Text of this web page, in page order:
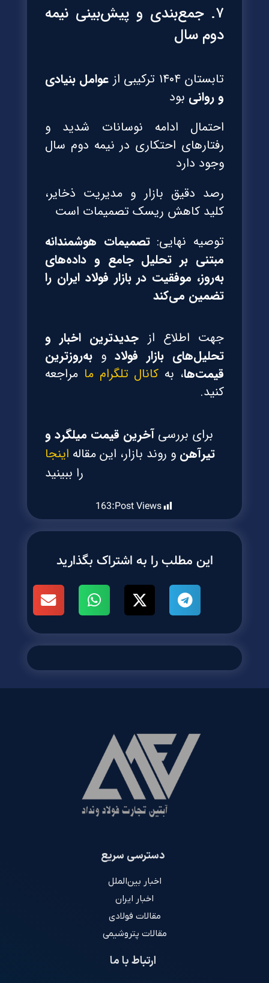
۷. جمع‌بندی و پیش‌بینی نیمه
دوم سال
تابستان ۱۴۰۴ ترکیبی از
عوامل بنیادی
و روانی بود
احتمال ادامه نوسانات شدید و
رفتارهای احتکاری در نیمه دوم سال
وجود دارد
رصد دقیق بازار و مدیریت ذخایر،
کلید کاهش ریسک تصمیمات است
توصیه نهایی:تصمیمات هوشمندانه
مبتنی بر تحلیل جامع و داده‌های
به‌روز، موفقیت در بازار فولاد ایران را
تضمین می‌کند
جهت اطلاع از جدیدترین اخبار و
تحلیل‌های بازار فولاد و به‌روزترین
قیمت‌ها، به کانال تلگرام ما مراجعه
کنید.
برای بررسی آخرین قیمت میلگرد و
تیرآهن و روند بازار، این مقاله اینجا
را ببینید
Post Views:
163
این مطلب را به اشتراک بگذارید
دسترسی سریع
اخبار بین‌الملل
اخبار ایران
مقالات فولادی
مقالات پتروشیمی
ارتباط با ما